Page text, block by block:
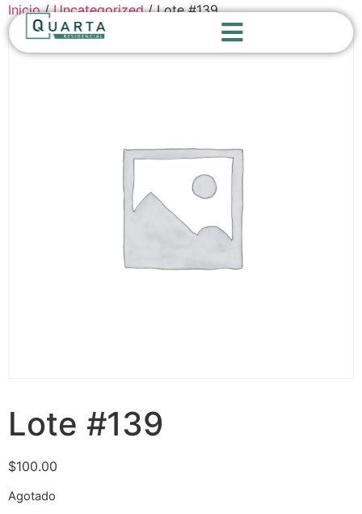
Inicio/Uncategorized/ Lote #139
Lote #139
$100.00
Agotado